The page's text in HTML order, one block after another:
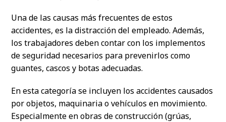
Una de las causas más frecuentes de estos
accidentes, es la distracción del empleado. Además,
los trabajadores deben contar con los implementos
de seguridad necesarios para prevenirlos como
guantes, cascos y botas adecuadas.
En esta categoría se incluyen los accidentes causados
por objetos, maquinaria o vehículos en movimiento.
Especialmente en obras de construcción (grúas,